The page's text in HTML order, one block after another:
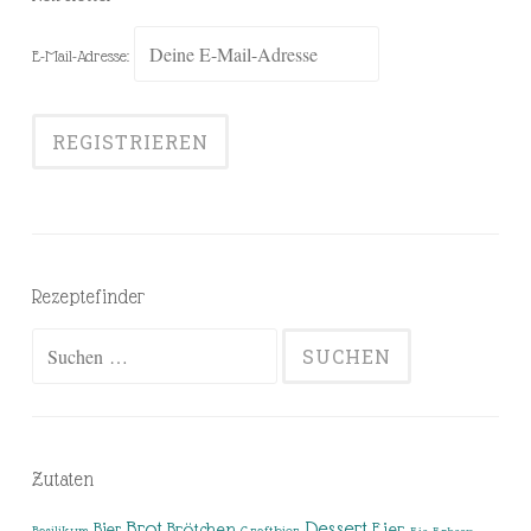
E-Mail-Adresse:
Rezeptefinder
Zutaten